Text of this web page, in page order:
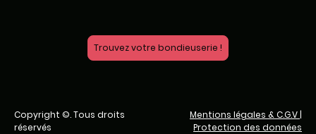
Trouvez votre bondieuserie !
Copyright ©. Tous droits
réservés
Mentions légales & C.G.V |
Protection des données